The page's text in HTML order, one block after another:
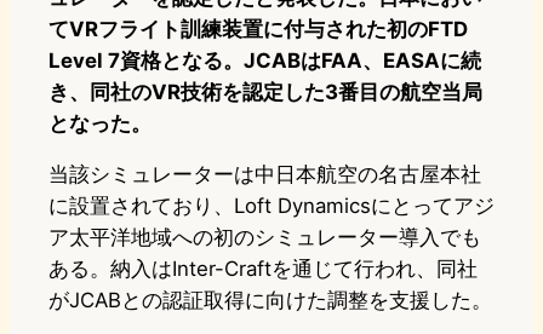
てVRフライト訓練装置に付与された初のFTD
Level 7資格となる。JCABはFAA、EASAに続
き、同社のVR技術を認定した3番目の航空当局
となった。
当該シミュレーターは中日本航空の名古屋本社
に設置されており、Loft Dynamicsにとってアジ
ア太平洋地域への初のシミュレーター導入でも
ある。納入はInter-Craftを通じて行われ、同社
がJCABとの認証取得に向けた調整を支援した。